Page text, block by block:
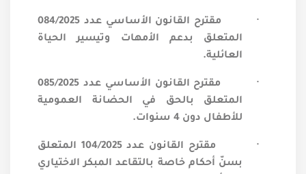
·
مقترح القانون الأساسي عدد 084/2025
المتعلق بدعم الأمهات وتيسير الحياة
العائلية.
·
مقترح القانون الأساسي عدد 085/2025
المتعلق بالحق في الحضانة العمومية
للأطفال دون 4 سنوات.
·
مقترح القانون عدد 104/2025 المتعلق
بسنّ أحكام خاصة بالتقاعد المبكر الاختياري